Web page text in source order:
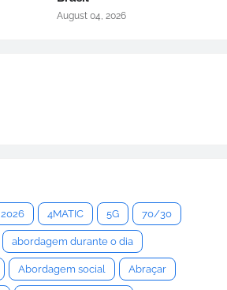
August 04, 2026
2026 4MATIC 5G 70/30
abordagem durante o dia
Abordagem social Abraçar